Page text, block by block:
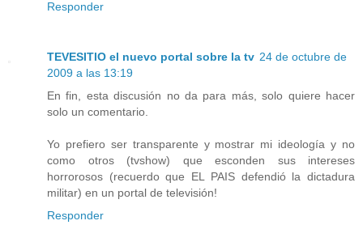
Responder
TEVESITIO el nuevo portal sobre la tv 24 de octubre de
2009 a las 13:19
En fin, esta discusión no da para más, solo quiere hacer
solo un comentario.
Yo prefiero ser transparente y mostrar mi ideología y no
como otros (tvshow) que esconden sus intereses
horrorosos (recuerdo que EL PAIS defendió la dictadura
militar) en un portal de televisión!
Responder